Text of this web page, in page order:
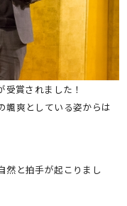
受賞されました！
颯爽としている姿からは
然と拍手が起こりまし